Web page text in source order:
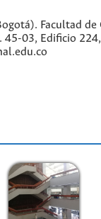
Facultad de
45-03, Edificio